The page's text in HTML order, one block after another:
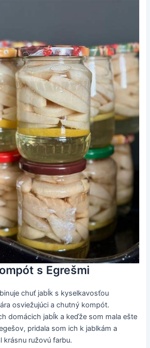
s Egrešmi
chuť jabĺk s kyselkavosťou
osviežujúci a chutný kompót.
domácich jabĺk a keďže som mala ešte
pridala som ich k jablkám a
krásnu ružovú farbu.